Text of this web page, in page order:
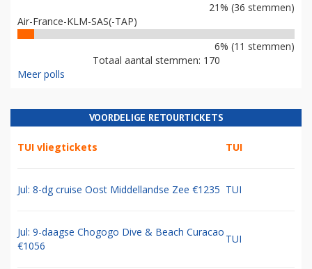
21% (36 stemmen)
Air-France-KLM-SAS(-TAP)
6% (11 stemmen)
Totaal aantal stemmen: 170
Meer polls
VOORDELIGE RETOURTICKETS
TUI vliegtickets TUI
Jul: 8-dg cruise Oost Middellandse Zee €1235 TUI
Jul: 9-daagse Chogogo Dive & Beach Curacao
€1056
TUI